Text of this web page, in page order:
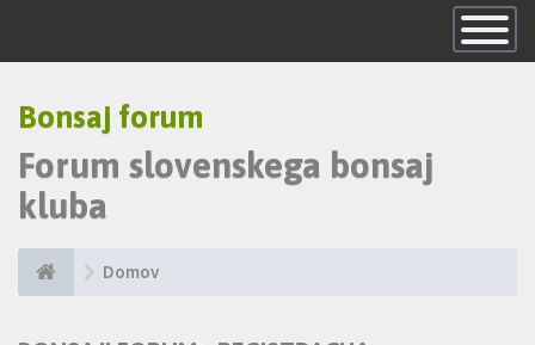
Skrij
navigacijo
Bonsaj forum
Forum slovenskega bonsaj
kluba
Domov